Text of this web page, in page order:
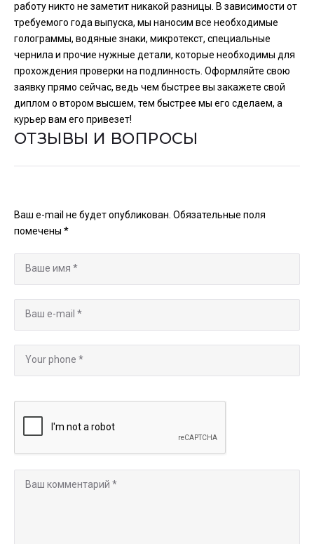
работу никто не заметит никакой разницы. В зависимости от
требуемого года выпуска, мы наносим все необходимые
голограммы, водяные знаки, микротекст, специальные
чернила и прочие нужные детали, которые необходимы для
прохождения проверки на подлинность. Оформляйте свою
заявку прямо сейчас, ведь чем быстрее вы закажете свой
диплом о втором высшем, тем быстрее мы его сделаем, а
курьер вам его привезет!
ОТЗЫВЫ И ВОПРОСЫ
Ваш e-mail не будет опубликован. Обязательные поля
помечены *